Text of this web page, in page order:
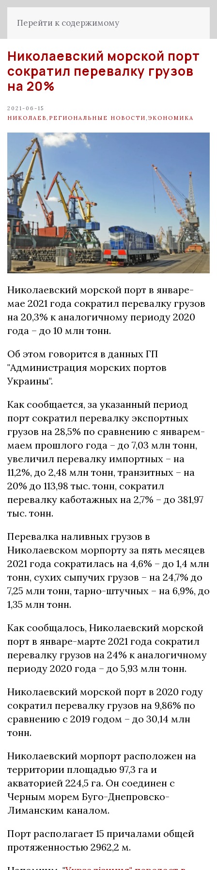
Перейти к содержимому
Николаевский морской порт
сократил перевалку грузов
на 20%
2021-06-15
НИКОЛАЕВ РЕГИОНАЛЬНЫЕ НОВОСТИ ЭКОНОМИКА
Николаевский морской порт в январе-
мае 2021 года сократил перевалку грузов
на 20,3% к аналогичному периоду 2020
года – до 10 млн тонн.
Об этом говорится в данных ГП
"Администрация морских портов
Украины".
Как сообщается, за указанный период
порт сократил перевалку экспортных
грузов на 28,5% по сравнению с январем-
маем прошлого года – до 7,03 млн тонн,
увеличил перевалку импортных – на
11,2%, до 2,48 млн тонн, транзитных – на
20% до 113,98 тыс. тонн, сократил
перевалку каботажных на 2,7% – до 381,97
тыс. тонн.
Перевалка наливных грузов в
Николаевском морпорту за пять месяцев
2021 года сократилась на 4,6% – до 1,4 млн
тонн, сухих сыпучих грузов – на 24,7% до
7,25 млн тонн, тарно-штучных – на 6,9%, до
1,35 млн тонн.
Как сообщалось, Николаевский морской
порт в январе-марте 2021 года сократил
перевалку грузов на 24% к аналогичному
периоду 2020 года – до 5,93 млн тонн.
Николаевский морской порт в 2020 году
сократил перевалку грузов на 9,86% по
сравнению с 2019 годом – до 30,14 млн
тонн.
Николаевский морпорт расположен на
территории площадью 97,3 га и
акваторией 224,5 га. Он соединен с
Черным морем Буго-Днепровско-
Лиманским каналом.
Порт располагает 15 причалами общей
протяженностью 2962,2 м.